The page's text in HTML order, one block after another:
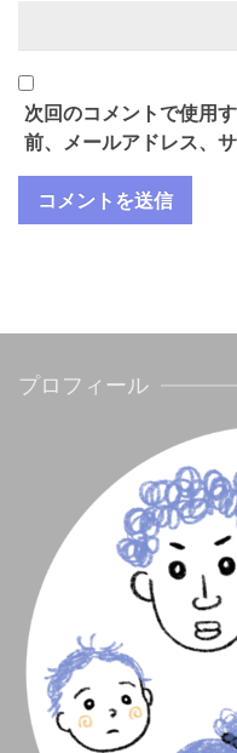
次回のコメントで使用
前、メールアドレス、
プロフィール